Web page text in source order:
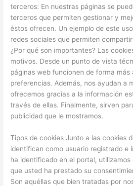
terceros: En nuestras páginas se
terceros que permiten gestionar y
éstos ofrecen. Un ejemplo de este
redes sociales que permiten
¿Por qué son importantes? Las
motivos. Desde un punto de vista
páginas web funcionen de forma más
preferencias. Además, nos ayudan a
ofrecemos gracias a la información
través de ellas. Finalmente, sirven
publicidad que le mostramos.
Tipos de cookies Junto a las cookies
identifican como usuario registrado e
ha identificado en el portal,
que usted ha prestado su
Son aquéllas que bien tratadas por